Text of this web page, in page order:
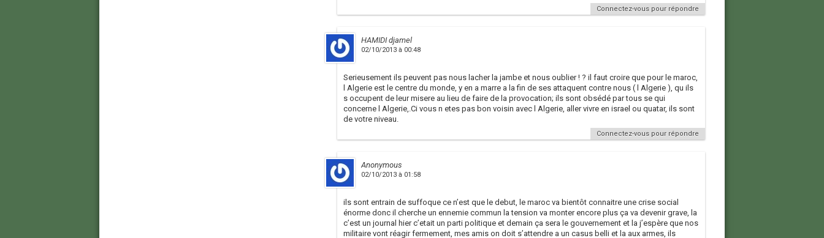
Connectez-vous pour répondre
HAMIDI djamel
02/10/2013 à 00:48
Serieusement ils peuvent pas nous lacher la jambe et nous oublier ! ? il faut croire que pour le maroc,
l Algerie est le centre du monde, y en a marre a la fin de ses attaquent contre nous ( l Algerie ), qu ils
s occupent de leur misere au lieu de faire de la provocation; ils sont obsédé par tous se qui
concerne l Algerie,.Ci vous n etes pas bon voisin avec l Algerie, aller vivre en israel ou quatar, ils sont
de votre niveau.
Connectez-vous pour répondre
Anonymous
02/10/2013 à 01:58
ils sont entrain de suffoque ce n’est que le debut, le maroc va bientôt connaitre une crise social
énorme donc il cherche un ennemie commun la tension va monter encore plus ça va devenir grave, la
c’est un journal hier c’etait un parti politique et demain ça sera le gouvernement et la j’espère que nos
militaire vont réagir fermement, mes amis on doit s’attendre a un casus belli et la aux armes, ils